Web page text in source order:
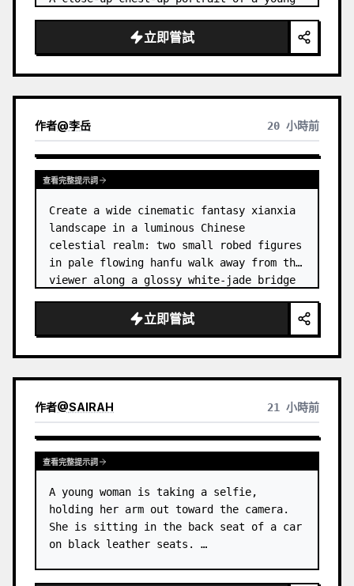
leaning her cheek on one hand and
smiling with one eye closed at a wooden
立即嘗試
作者@李岳 20 小時前
查看完整提示詞
Create a wide cinematic fantasy xianxia
landscape in a luminous Chinese
celestial realm: two small robed figures
in pale flowing hanfu walk away from the
viewer along a glossy white-jade bridge
rising from a mirror-still l…
立即嘗試
作者@SAIRAH 21 小時前
查看完整提示詞
A young woman is taking a selfie,
holding her arm out toward the camera.
She is sitting in the back seat of a car
on black leather seats. …